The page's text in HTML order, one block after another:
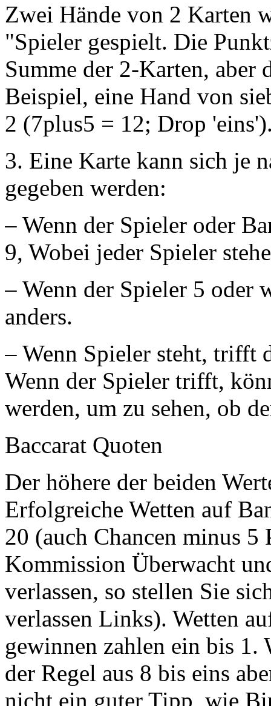
Zwei Hände von 2 Karten
"Spieler gespielt. Die
Summe der 2-Karten,
Beispiel, eine Hand von
2 (7plus5 = 12; Drop
3. Eine Karte kann sich je
gegeben werden:
– Wenn der Spieler oder
9, Wobei jeder Spieler
– Wenn der Spieler 5 oder
anders.
– Wenn Spieler steht, trifft
Wenn der Spieler trifft,
werden, um zu sehen, ob
Baccarat Quoten
Der höhere der beiden
Erfolgreiche Wetten auf
20 (auch Chancen minus
Kommission Überwacht
verlassen, so stellen Sie
verlassen Links). Wetten
gewinnen zahlen ein bis 1.
der Regel aus 8 bis eins
nicht ein guter Tipp, wie